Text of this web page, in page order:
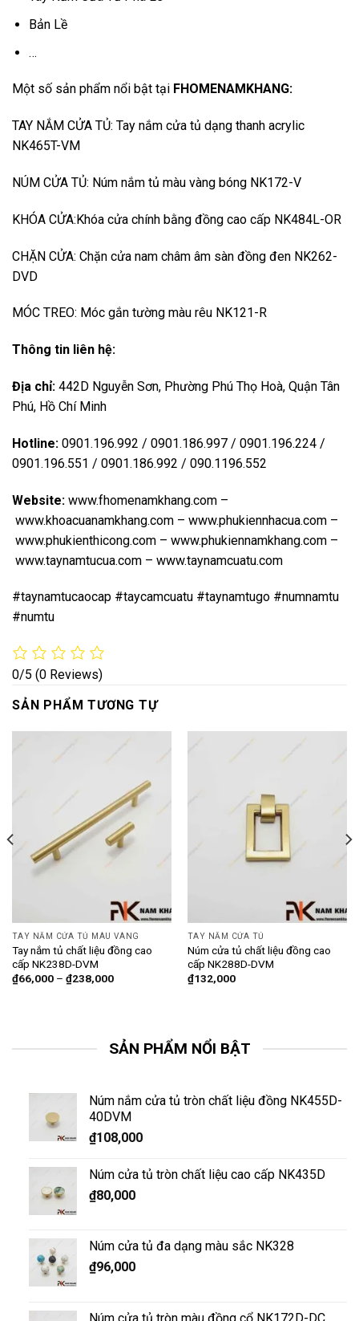
Bản Lề
…
Một số sản phẩm nổi bật tại FHOMENAMKHANG:
TAY NẮM CỬA TỦ: Tay nắm cửa tủ dạng thanh acrylic
NK465T-VM
NÚM CỬA TỦ: Núm nắm tủ màu vàng bóng NK172-V
KHÓA CỬA:Khóa cửa chính bằng đồng cao cấp NK484L-OR
CHẶN CỬA: Chặn cửa nam châm âm sàn đồng đen NK262-
DVD
MÓC TREO: Móc gắn tường màu rêu NK121-R
Thông tin liên hệ:
Địa chỉ: 442D Nguyễn Sơn, Phường Phú Thọ Hoà, Quận Tân
Phú, Hồ Chí Minh
Hotline: 0901.196.992 / 0901.186.997 / 0901.196.224 /
0901.196.551 / 0901.186.992 / 090.1196.552
Website: www.fhomenamkhang.com –
www.khoacuanamkhang.com – www.phukiennhacua.com –
www.phukienthicong.com – www.phukiennamkhang.com –
www.taynamtucua.com – www.taynamcuatu.com
#taynamtucaocap #taycamcuatu #taynamtugo #numnamtu
#numtu
0/5 (0 Reviews)
SẢN PHẨM TƯƠNG TỰ
TAY NẮM CỬA TỦ MÀU VÀNG
Tay nắm tủ chất liệu đồng cao
cấp NK238D-DVM
₫66,000– ₫238,000
TAY NẮM CỬA TỦ
Núm cửa tủ chất liệu đồng cao
cấp NK288D-DVM
₫132,000
SẢN PHẨM NỔI BẬT
Núm nắm cửa tủ tròn chất liệu đồng NK455D-
40DVM
₫108,000
Núm cửa tủ tròn chất liệu cao cấp NK435D
₫80,000
Núm cửa tủ đa dạng màu sắc NK328
₫96,000